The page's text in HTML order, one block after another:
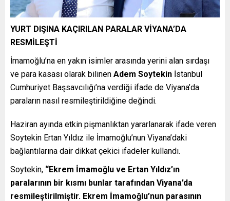
YURT DIŞINA KAÇIRILAN PARALAR VİYANA’DA
RESMİLEŞTİ
İmamoğlu’na en yakın isimler arasında yerini alan sırdaşı
ve para kasası olarak bilinen Adem Soytekin İstanbul
Cumhuriyet Başsavcılığı’na verdiği ifade de Viyana’da
paraların nasıl resmileştirildiğine değindi.
Haziran ayında etkin pişmanlıktan yararlanarak ifade veren
Soytekin Ertan Yıldız ile İmamoğlu’nun Viyana’daki
bağlantılarına dair dikkat çekici ifadeler kullandı.
Soytekin, “Ekrem İmamoğlu ve Ertan Yıldız’ın
paralarının bir kısmı bunlar tarafından Viyana’da
resmileştirilmiştir. Ekrem İmamoğlu’nun parasının